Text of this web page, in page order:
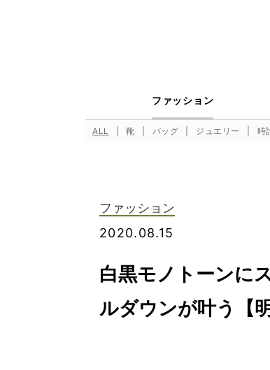
ファッション
ALL 靴 バッグ ジュエリー 時
ファッション
2020.08.15
白黒モノトーンに
ルダウンが叶う【